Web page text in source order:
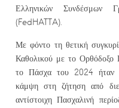
Ελληνικών Συνδέσμων
(FedHATTA).
Με φόντο τη θετική
Καθολικού με το Ορθόδοξο
το Πάσχα του 2024 ήταν
κάμψη στη ζήτηση από
αντίστοιχη Πασχαλινή